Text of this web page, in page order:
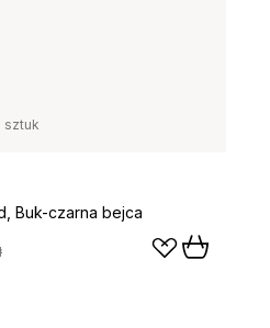
sztuk
Buk-czarna bejca